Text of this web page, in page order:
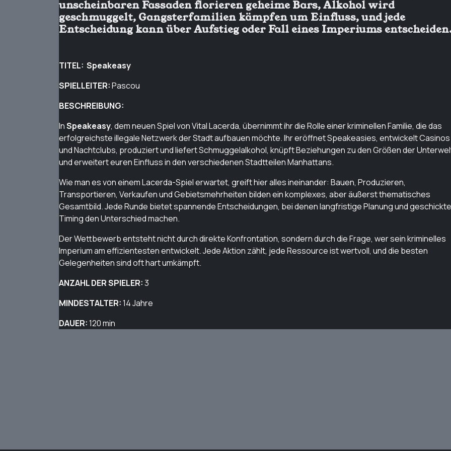
unscheinbaren Fassaden florieren geheime Bars, Alkohol wird
geschmuggelt, Gangsterfamilien kämpfen um Einfluss, und jede
Entscheidung kann über Aufstieg oder Fall eines Imperiums
TITEL: Speakeasy
SPIELLEITER:Pascou
BESCHREIBUNG:
InSpeakeasy, dem neuen Spiel von Vital Lacerda, übernimmt ihr die Rolle einer kriminellen Familie, die das
erfolgreichste illegale Netzwerk der Stadt aufbauen möchte. Ihr eröffnet Speakeasies, entwickelt Casinos
und Nachtclubs, produziert und liefert Schmuggelalkohol, knüpft Beziehungen zu den Größen der
und erweitert euren Einfluss in den verschiedenen Stadtteilen Manhattans.
Wie man es von einem Lacerda-Spiel erwartet, greift hier alles ineinander: Bauen, Produzieren,
Transportieren, Verkaufen und Gebietsmehrheiten bilden ein komplexes, aber äußerst thematisches
Gesamtbild. Jede Runde bietet spannende Entscheidungen, bei denen langfristige Planung und
Timing den Unterschied machen.
Der Wettbewerb entsteht nicht durch direkte Konfrontation, sondern durch die Frage, wer sein kriminelles
Imperium am effizientesten entwickelt. Jede Aktion zählt, jede Ressource ist wertvoll, und die besten
Gelegenheiten sind oft hart umkämpft.
ANZAHL DER SPIELER:3
MINDESTALTER:14 Jahre
DAUER:120 min